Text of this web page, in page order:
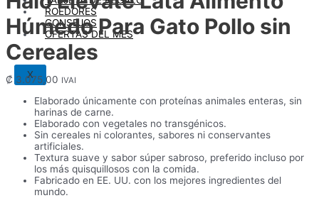
ROEDORES
CONSEJOS
OFERTAS DEL MES
X
Húmedo Para Gato Pollo sin
Cereales
₡ 3.075,00 IVAI
Elaborado únicamente con proteínas animales enteras, sin
harinas de carne.
Elaborado con vegetales no transgénicos.
Sin cereales ni colorantes, sabores ni conservantes
artificiales.
Textura suave y sabor súper sabroso, preferido incluso por
los más quisquillosos con la comida.
Fabricado en EE. UU. con los mejores ingredientes del
mundo.